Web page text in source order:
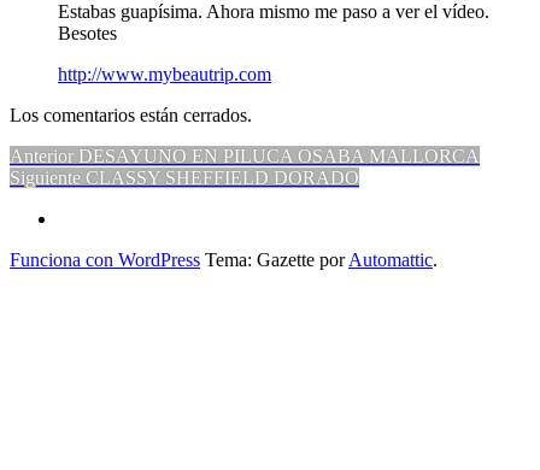
Estabas guapísima. Ahora mismo me paso a ver el vídeo.
Besotes
http://www.mybeautrip.com
Los comentarios están cerrados.
Navegación
de
entradas
Anterior Entrada
anterior:
DESAYUNO EN PILUCA OSABA MALLORCA
Siguiente Entrada
CLASSY SHEFFIELD DORADO
Funciona con WordPress Tema: Gazette porAutomattic.